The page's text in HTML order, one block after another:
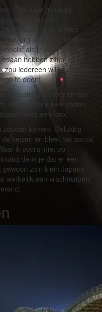
Ook daar gelukkig
helaas niet.
ook vaak knap donker.
heel erg lang. We hebben
als je van Fukuoka
hebben zitten de
zou iedereen willen afraden
op te doen!
er rustig uit, voorzien van
Maar ja: drie keer raden
voor een foto.
komen. Gelukkig
fietsen en bleef het aantal
ik vooral niet op
denk je dat er een
zo’n klein Japans
werkelijk een vrachtwagen